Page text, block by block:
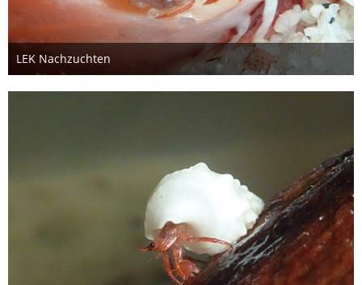
LEK Nachzuchten
26. Oktober 2012